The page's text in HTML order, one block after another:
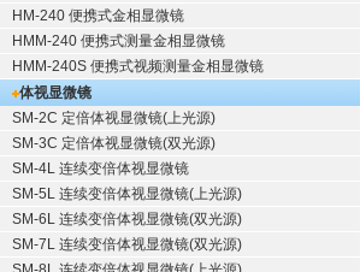
HM-240 便携式金相显微镜
HMM-240 便携式测量金相显微镜
HMM-240S 便携式视频测量金相显微镜
体视显微镜
SM-2C 定倍体视显微镜(上光源)
SM-3C 定倍体视显微镜(双光源)
SM-4L 连续变倍体视显微镜
SM-5L 连续变倍体视显微镜(上光源)
SM-6L 连续变倍体视显微镜(双光源)
SM-7L 连续变倍体视显微镜(双光源)